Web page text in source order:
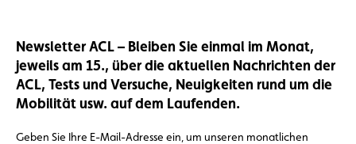
Umweltplakette Kaufvertrag
Newsletter ACL – Bleiben Sie einmal im Monat,
jeweils am 15., über die aktuellen Nachrichten der
ACL, Tests und Versuche, Neuigkeiten rund um die
Mobilität usw. auf dem Laufenden.
Geben Sie Ihre E-Mail-Adresse ein, um unseren monatlichen